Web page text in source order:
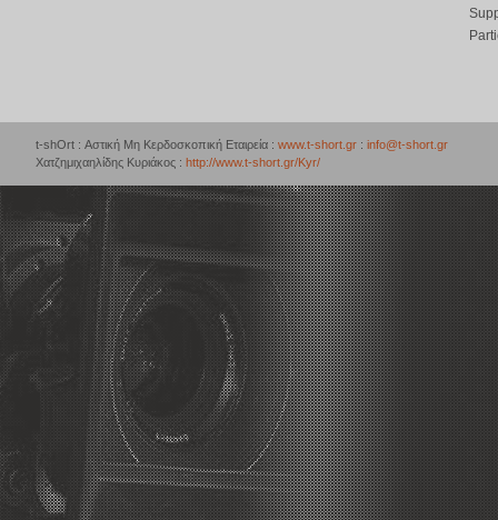
t-shOrt : Αστική Μη Κερδοσκοπική Εταιρεία : www.t-short.gr : info@t-short.gr
Χατζημιχαηλίδης Κυριάκος : http://www.t-short.gr/Kyr/